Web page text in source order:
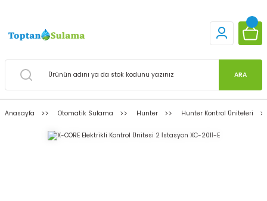
ARA
Anasayfa Otomatik Sulama Hunter Hunter Kontrol Üniteleri